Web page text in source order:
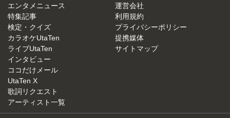
エンタメニュース
特集記事
検定・クイズ
カラオケUtaTen
ライブUtaTen
インタビュー
ココだけメール
UtaTen X
歌詞リクエスト
アーティスト一覧
運営会社
利用規約
プライバシーポリシー
提携媒体
サイトマップ